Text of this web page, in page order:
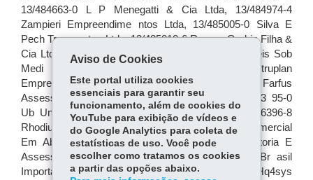
Aviso de Cookies
Este portal utiliza cookies
essenciais para garantir seu
funcionamento, além de cookies do
YouTube para exibição de vídeos e
do Google Analytics para coleta de
estatísticas de uso. Você pode
escolher como tratamos os cookies
a partir das opções abaixo.